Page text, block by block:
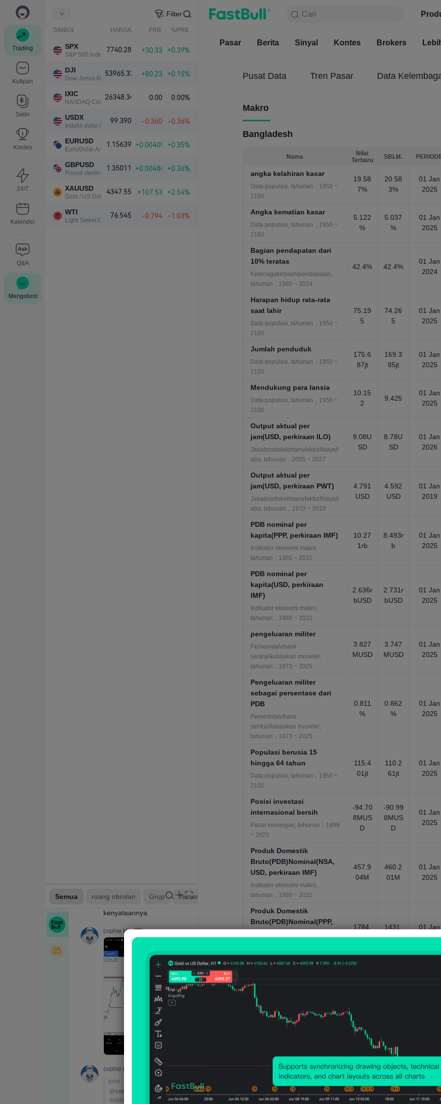
Trading
Kutipan
Salin
Kontes
24/7
Kalender
Q&A
Mengobrol
Filter
SIMBOL HARGA PRB. %PRB.
SPX
S&P 500 Index
7740.28 +30.33 +0.39%
DJI
Dow Jones Industrial Average
53965.33 +80.23 +0.15%
IXIC
NASDAQ Composite Index
26348.34 0.00 0.00%
USDX
Indeks dolar AS
99.390 -0.360 -0.36%
EURUSD
Euro/Dolar Amerika
1.15639 +0.00409 +0.35%
GBPUSD
Pound sterling/Dolar Amerika
1.35011 +0.00484 +0.36%
XAUUSD
Gold / US Dollar
4347.55 +107.53 +2.54%
WTI
Light Sweet Crude Oil
76.545 -0.794 -1.03%
Cari
Pasar Berita Sinyal
Cari
Gratis
Pasar Berita Sinyal Kontes Brokers
Pusat Data Tren Pasar Data
Makro
Bangladesh
Nama
Nilai
Terbaru
SBLM.
angka kelahiran kasar
Data populasi, tahunan，1950 ~
2100
19.58
7%
20.58
3%
01 Jan
2025
Angka kematian kasar
Data populasi, tahunan，1950 ~
2100
5.122
%
5.037
%
01 Jan
2025
Bagian pendapatan dari
10% teratas
Ketenagakerjaan/pendapatan,
tahunan，1980 ~ 2024
42.4% 42.4%
01 Jan
2024
Harapan hidup rata-rata
saat lahir
Data populasi, tahunan，1950 ~
2100
75.19
5
74.26
5
01 Jan
2025
Jumlah penduduk
Data populasi, tahunan，1950 ~
2100
175.6
87jt
169.3
85jt
01 Jan
2025
Mendukung para lansia
Data populasi, tahunan，1950 ~
2100
10.15
2
9.425
01 Jan
2025
Output aktual per
jam(USD, perkiraan ILO)
Jasa/produksi/manufaktur/biaya/l
aba, tahunan，2005 ~ 2027
9.08U
SD
8.78U
SD
01 Jan
2026
Output aktual per
jam(USD, perkiraan PWT)
Jasa/produksi/manufaktur/biaya/l
aba, tahunan，1970 ~ 2019
4.791
USD
4.592
USD
01 Jan
2019
PDB nominal per
kapita(PPP, perkiraan IMF)
Indikator ekonomi makro,
tahunan，1980 ~ 2031
10.27
1rb
8.493r
b
01 Jan
2025
PDB nominal per
kapita(USD, perkiraan
IMF)
Indikator ekonomi makro,
tahunan，1980 ~ 2031
2.636r
bUSD
2.731r
bUSD
01 Jan
2025
pengeluaran militer
Pemerintah/bank
sentral/kebijakan moneter,
tahunan，1973 ~ 2025
3.827
MUSD
3.747
MUSD
01 Jan
2025
Pengeluaran militer
sebagai persentase dari
PDB
Pemerintah/bank
sentral/kebijakan moneter,
tahunan，1973 ~ 2025
0.811
%
0.862
%
01 Jan
2025
Populasi berusia 15
hingga 64 tahun
Data populasi, tahunan，1950 ~
2100
115.4
01jt
110.2
61jt
01 Jan
2025
Posisi investasi
internasional bersih
Pasar keuangan, tahunan，1999
~ 2025
-94.70
8MUS
D
-90.99
8MUS
D
01 Jan
2025
Produk Domestik
Bruto(PDB)Nominal(NSA,
USD, perkiraan IMF)
Indikator ekonomi makro,
tahunan，1980 ~ 2031
457.9
04M
460.2
01M
01 Jan
2025
Produk Domestik
Bruto(PDB)Nominal(PPP,
tahunan，1980 ~ 2031
1784.
489M
1431.
168M
01 Jan
2025
Bruto(PDB)Nominal-
Indikator ekonomi makro,
tahunan，1960 ~ 2025
persentase
Indikator ekonomi makro,
tahunan，1960 ~ 2025
%
10.46
1%
2025
Produk Domestik